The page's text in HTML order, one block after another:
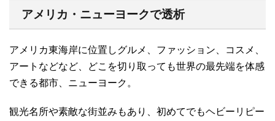
アメリカ・ニューヨークで透析
アメリカ東海岸に位置しグルメ、ファッション、コスメ、
アートなどなど、どこを切り取っても世界の最先端を体感
できる都市、ニューヨーク。
観光名所や素敵な街並みもあり、初めてでもヘビーリピー